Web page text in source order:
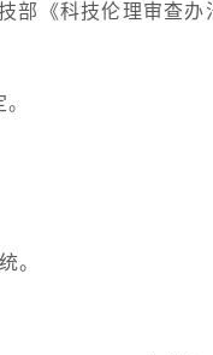
部《科技伦理审查办
。